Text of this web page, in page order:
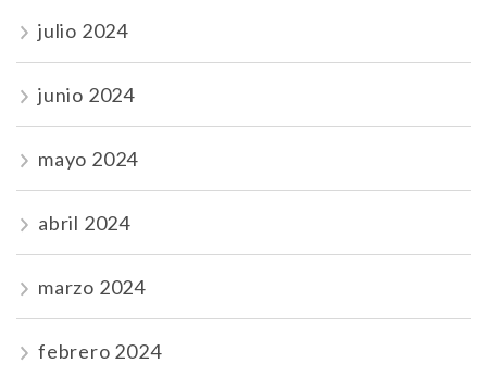
julio 2024
junio 2024
mayo 2024
abril 2024
marzo 2024
febrero 2024